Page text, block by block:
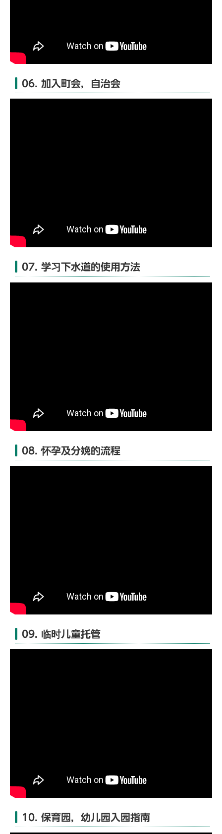
06. 加入町会，自治会
07. 学习下水道的使用方法
08. 怀孕及分娩的流程
09. 临时儿童托管
10. 保育园，幼儿园入园指南